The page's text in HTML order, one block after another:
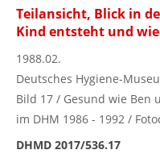
Teilansicht, Blick in
Kind entsteht und
1988.02.
Deutsches Hygiene-
Bild 17 / Gesund wie Ben
im DHM 1986 - 1992 /
DHMD 2017/536.17